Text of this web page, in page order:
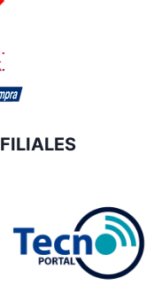
FILIALES